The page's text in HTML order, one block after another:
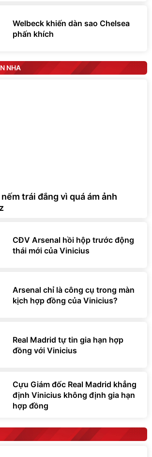
Welbeck khiến dàn sao Chelsea
phấn khích
NHA
trái đắng vì quá ám ảnh
CĐV Arsenal hồi hộp trước động
thái mới của Vinicius
Arsenal chỉ là công cụ trong màn
kịch hợp đồng của Vinicius?
Real Madrid tự tin gia hạn hợp
đồng với Vinicius
Cựu Giám đốc Real Madrid khẳng
định Vinicius không định gia hạn
hợp đồng